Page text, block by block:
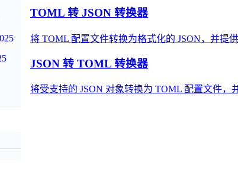
TOML 转 JSON 转换器
将 TOML 配置文件转换为格式化的 JSON，并提
JSON 转 TOML 转换器
将受支持的 JSON 对象转换为 TOML 配置文件，